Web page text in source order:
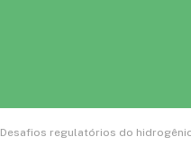
Desafios regulatórios do